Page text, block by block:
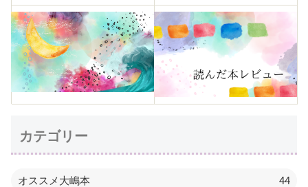
カテゴリー
オススメ大嶋本 44